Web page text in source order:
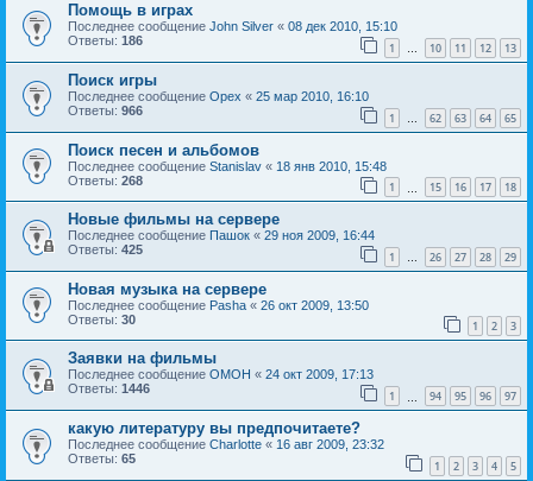
Помощь в играх
Последнее сообщение John Silver « 08 дек 2010, 15:10
Ответы: 186 1 … 10 11 12 13
Поиск игры
Последнее сообщение Орех « 25 мар 2010, 16:10
Ответы: 966 1 … 62 63 64 65
Поиск песен и альбомов
Последнее сообщение Stanislav « 18 янв 2010, 15:48
Ответы: 268 1 15 16 17 18
Новые фильмы на сервере
Последнее сообщение Пашок « 29 ноя 2009, 16:44
Ответы: 425 1 … 26 27 28 29
Новая музыка на сервере
Последнее сообщение Pasha « 26 окт 2009, 13:50
Ответы: 30 1 2 3
Заявки на фильмы
Последнее сообщение OMOH « 24 окт 2009, 17:13
Ответы: 1446 1 94 95 96 97
какую литературу вы предпочитаете?
Последнее сообщение Charlotte « 16 авг 2009, 23:32
Ответы: 65 1 2 3 4 5